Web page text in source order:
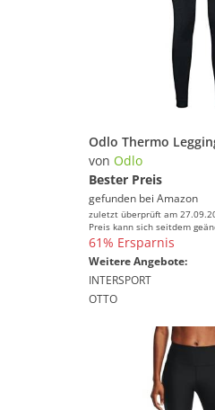
von Odlo
Bester Preis
gefunden bei Amazon
zuletzt überprüft am
Preis kann sich seitdem
61% Ersparnis
Weitere Angebote:
INTERSPORT
OTTO